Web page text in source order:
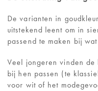
De varianten in
uitstekend leent om in
passend te maken bij
Veel jongeren vinden
bij hen passen (te
voor wit of het